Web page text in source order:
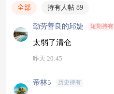
全部 持有人帖 89
勤劳善良的邱婕 短期持有
太弱了清仓
昨天 20:45
帝林5 历史持有